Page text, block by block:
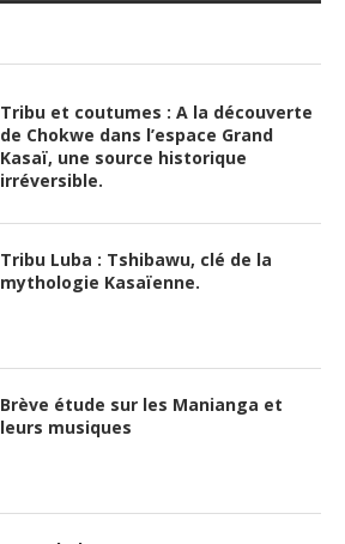
Tribu et coutumes : A la découverte
de Chokwe dans l’espace Grand
Kasaï, une source historique
irréversible.
Tribu Luba : Tshibawu, clé de la
mythologie Kasaïenne.
Brève étude sur les Manianga et
leurs musiques